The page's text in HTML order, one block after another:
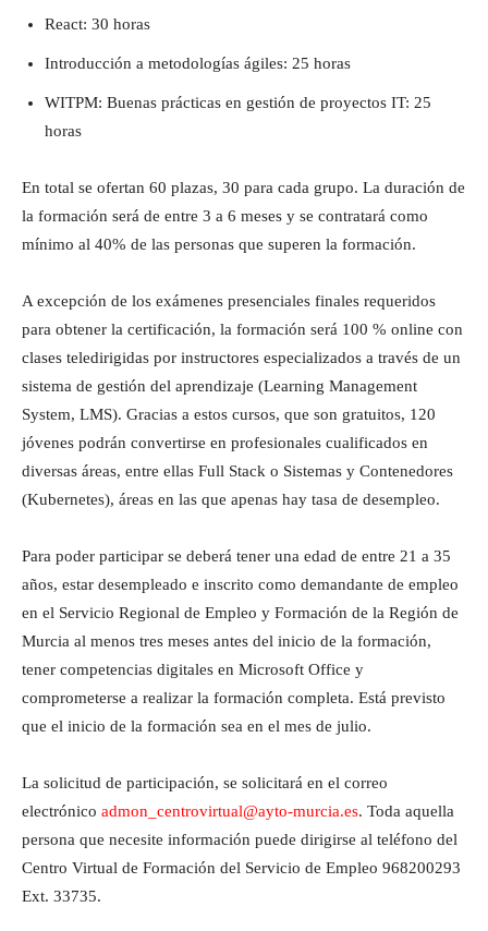
React: 30 horas
Introducción a metodologías ágiles: 25 horas
WITPM: Buenas prácticas en gestión de proyectos IT: 25
horas
En total se ofertan 60 plazas, 30 para cada grupo. La duración de
la formación será de entre 3 a 6 meses y se contratará como
mínimo al 40% de las personas que superen la formación.
A excepción de los exámenes presenciales finales requeridos
para obtener la certificación, la formación será 100 % online con
clases teledirigidas por instructores especializados a través de un
sistema de gestión del aprendizaje (Learning Management
System, LMS). Gracias a estos cursos, que son gratuitos, 120
jóvenes podrán convertirse en profesionales cualificados en
diversas áreas, entre ellas Full Stack o Sistemas y Contenedores
(Kubernetes), áreas en las que apenas hay tasa de desempleo.
Para poder participar se deberá tener una edad de entre 21 a 35
años, estar desempleado e inscrito como demandante de empleo
en el Servicio Regional de Empleo y Formación de la Región de
Murcia al menos tres meses antes del inicio de la formación,
tener competencias digitales en Microsoft Office y
comprometerse a realizar la formación completa. Está previsto
que el inicio de la formación sea en el mes de julio.
La solicitud de participación, se solicitará en el correo
electrónico admon_centrovirtual@ayto-murcia.es. Toda aquella
persona que necesite información puede dirigirse al teléfono del
Centro Virtual de Formación del Servicio de Empleo 968200293
Ext. 33735.